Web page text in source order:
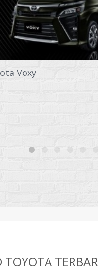
Voxy
TOYOTA